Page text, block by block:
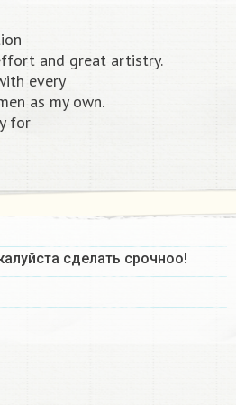
and great artistry.
every
as my own.
for
сделать срочноо!